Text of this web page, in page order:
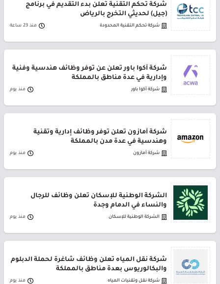
شركة تحكم التقنية تعلن بدء التقديم في برنامج
(جيل) لحديثي التخرج بالرياض
شركة تحكم التقنية المحدودة منذ 23 ساعة
شركة أكوا باور تعلن عن توفر وظائف هندسية وفنية
وإدارية في عدة مناطق بالمملكة
شركة أكوا باور منذ يوم
شركة أمازون تعلن توفر وظائف إدارية وتقنية
وهندسية في عدة مدن بالمملكة
شركة أمازون منذ يوم
الشركة الوطنية للإسكان تعلن وظائف للرجال
والنساء في الدمام وجدة
الشركة الوطنية للإسكان منذ يوم
شركة نقل المياه تعلن وظائف شاغرة لحملة الدبلوم
والبكالوريوس بعدة مناطق بالمملكة
شركة نقل وتقنيات المياه منذ يوم